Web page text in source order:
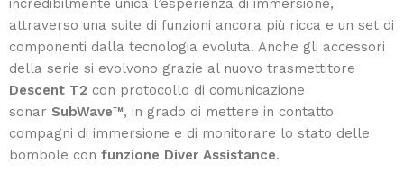
incredibilmente unica l’esperienza di immersione,
attraverso una suite di funzioni ancora più ricca e un set di
componenti dalla tecnologia evoluta. Anche gli accessori
della serie si evolvono grazie al nuovo trasmettitore
Descent T2 con protocollo di comunicazione
sonar SubWave™, in grado di mettere in contatto
compagni di immersione e di monitorare lo stato delle
bombole confunzione Diver Assistance.